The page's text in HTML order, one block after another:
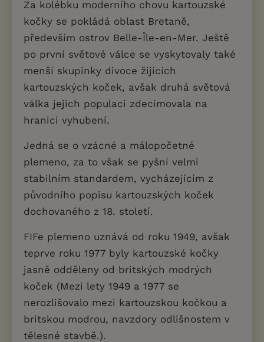
Za kolébku moderního chovu kartouzské
kočky se pokládá oblast Bretaně,
především ostrov Belle-Île-en-Mer. Ještě
po první světové válce se vyskytovaly také
menší skupinky divoce žijících
kartouzských koček, avšak druhá světová
válka jejich populaci zdecimovala na
hranici vyhubení.
Jedná se o vzácné a málopočetné
plemeno, za to však se pyšní velmi
stabilním standardem, vycházejícím z
původního popisu kartouzských koček
dochovaného z 18. století.
FIFe plemeno uznává od roku 1949, avšak
teprve roku 1977 byly kartouzské kočky
jasně odděleny od britských modrých
koček (Mezi lety 1949 a 1977 se
nerozlišovalo mezi kartouzskou kočkou a
britskou modrou, navzdory odlišnostem v
tělesné stavbě.).